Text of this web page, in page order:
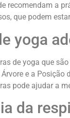
recomendam a
que podem
yoga
de yoga que
e a
pode ajudar a
da